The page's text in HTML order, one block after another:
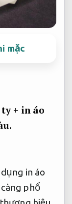
mặc
+ in áo
in áo
phổ